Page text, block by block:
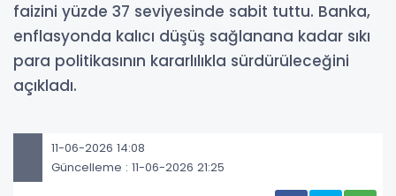
faizini yüzde 37 seviyesinde sabit tuttu. Banka,
enflasyonda kalıcı düşüş sağlanana kadar sıkı
para politikasının kararlılıkla sürdürüleceğini
açıkladı.
11-06-2026 14:08
Güncelleme : 11-06-2026 21:25